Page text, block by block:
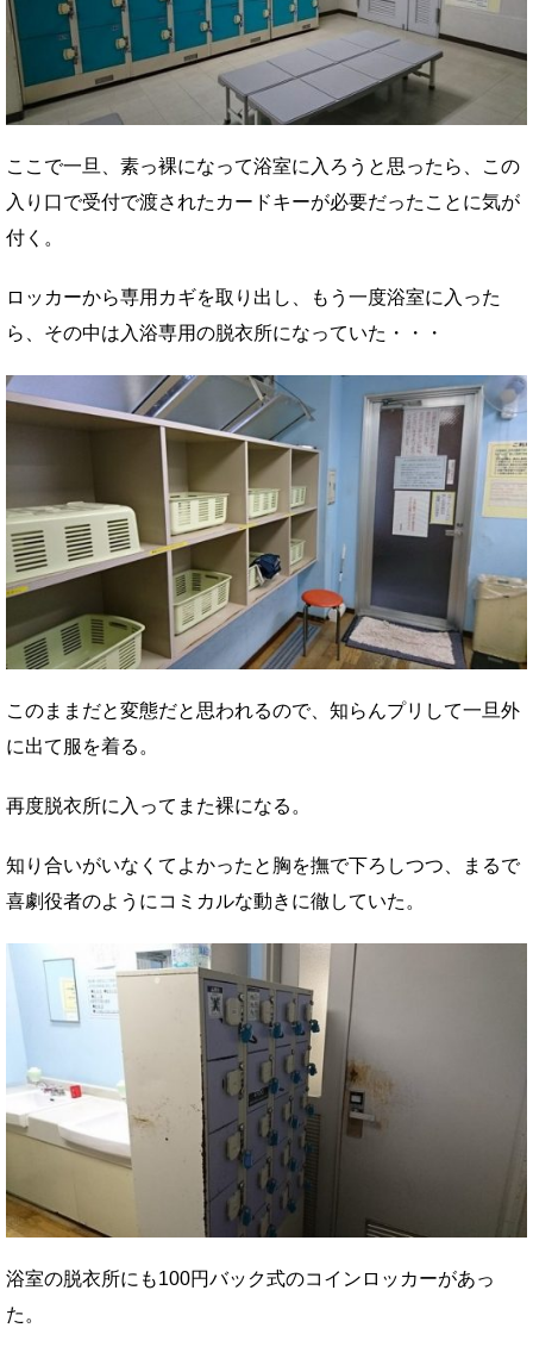
ここで一旦、素っ裸になって浴室に入ろうと思ったら、この
入り口で受付で渡されたカードキーが必要だったことに気が
付く。
ロッカーから専用カギを取り出し、もう一度浴室に入った
ら、その中は入浴専用の脱衣所になっていた・・・
このままだと変態だと思われるので、知らんプリして一旦外
に出て服を着る。
再度脱衣所に入ってまた裸になる。
知り合いがいなくてよかったと胸を撫で下ろしつつ、まるで
喜劇役者のようにコミカルな動きに徹していた。
浴室の脱衣所にも100円バック式のコインロッカーがあっ
た。